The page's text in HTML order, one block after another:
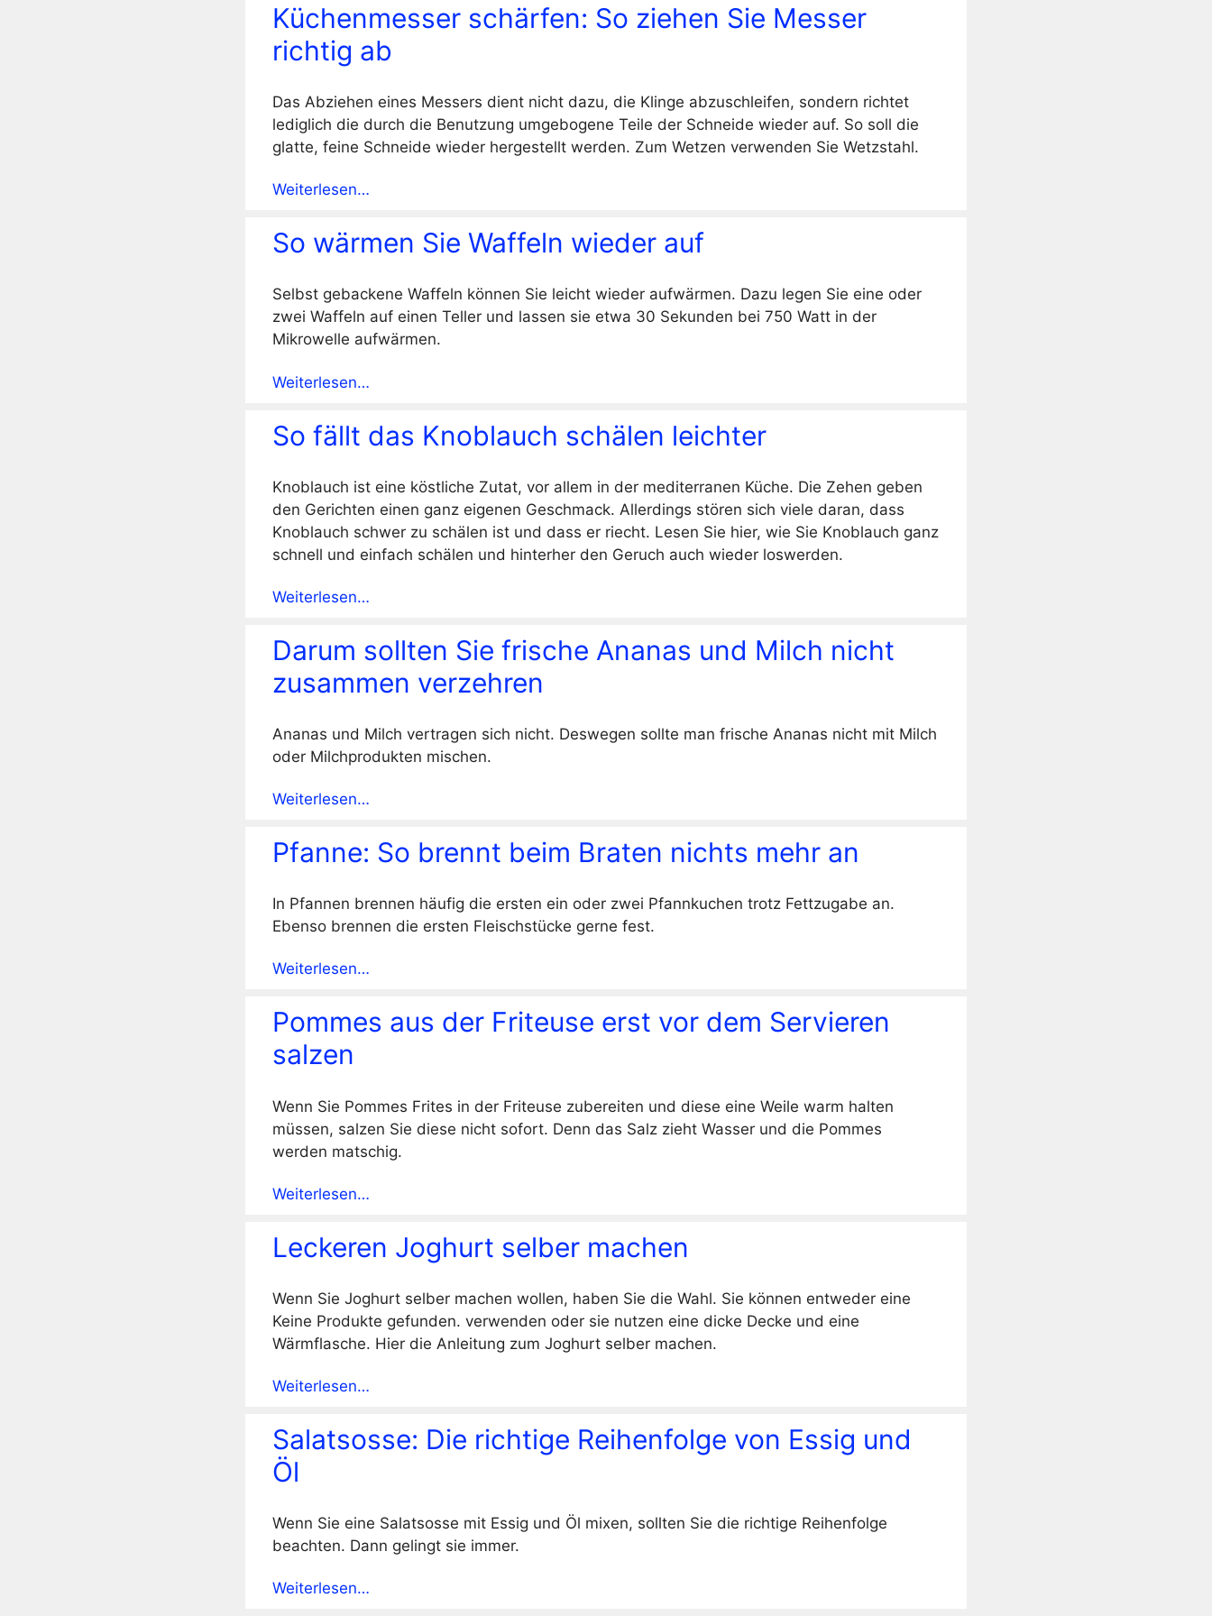
Küchenmesser schärfen: So ziehen Sie Messer
richtig ab
Das Abziehen eines Messers dient nicht dazu, die Klinge abzuschleifen, sondern richtet
lediglich die durch die Benutzung umgebogene Teile der Schneide wieder auf. So soll die
glatte, feine Schneide wieder hergestellt werden. Zum Wetzen verwenden Sie Wetzstahl.
Weiterlesen…
So wärmen Sie Waffeln wieder auf
Selbst gebackene Waffeln können Sie leicht wieder aufwärmen. Dazu legen Sie eine oder
zwei Waffeln auf einen Teller und lassen sie etwa 30 Sekunden bei 750 Watt in der
Mikrowelle aufwärmen.
Weiterlesen…
So fällt das Knoblauch schälen leichter
Knoblauch ist eine köstliche Zutat, vor allem in der mediterranen Küche. Die Zehen geben
den Gerichten einen ganz eigenen Geschmack. Allerdings stören sich viele daran, dass
Knoblauch schwer zu schälen ist und dass er riecht. Lesen Sie hier, wie Sie Knoblauch ganz
schnell und einfach schälen und hinterher den Geruch auch wieder loswerden.
Weiterlesen…
Darum sollten Sie frische Ananas und Milch nicht
zusammen verzehren
Ananas und Milch vertragen sich nicht. Deswegen sollte man frische Ananas nicht mit Milch
oder Milchprodukten mischen.
Weiterlesen…
Pfanne: So brennt beim Braten nichts mehr an
In Pfannen brennen häufig die ersten ein oder zwei Pfannkuchen trotz Fettzugabe an.
Ebenso brennen die ersten Fleischstücke gerne fest.
Weiterlesen…
Pommes aus der Friteuse erst vor dem Servieren
salzen
Wenn Sie Pommes Frites in der Friteuse zubereiten und diese eine Weile warm halten
müssen, salzen Sie diese nicht sofort. Denn das Salz zieht Wasser und die Pommes
werden matschig.
Weiterlesen…
Leckeren Joghurt selber machen
Wenn Sie Joghurt selber machen wollen, haben Sie die Wahl. Sie können entweder eine
Keine Produkte gefunden. verwenden oder sie nutzen eine dicke Decke und eine
Wärmflasche. Hier die Anleitung zum Joghurt selber machen.
Weiterlesen…
Salatsosse: Die richtige Reihenfolge von Essig und
Öl
Wenn Sie eine Salatsosse mit Essig und Öl mixen, sollten Sie die richtige Reihenfolge
beachten. Dann gelingt sie immer.
Weiterlesen…